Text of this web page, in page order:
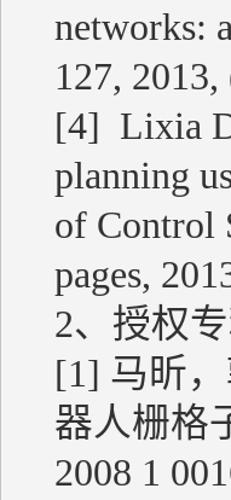
networks:
127,
[4] Lixia
planning
of Control
pages,
2、授权专
[1] 马昕
器人栅格
2008 1